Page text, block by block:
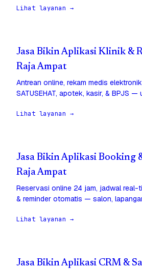
Lihat layanan →
Jasa Bikin Aplikasi Klinik &
Raja Ampat
Antrean online, rekam medis
SATUSEHAT, apotek, kasir, & BPJS
Lihat layanan →
Jasa Bikin Aplikasi Booking
Raja Ampat
Reservasi online 24 jam, jadwal real-
& reminder otomatis — salon,
Lihat layanan →
Jasa Bikin Aplikasi CRM &